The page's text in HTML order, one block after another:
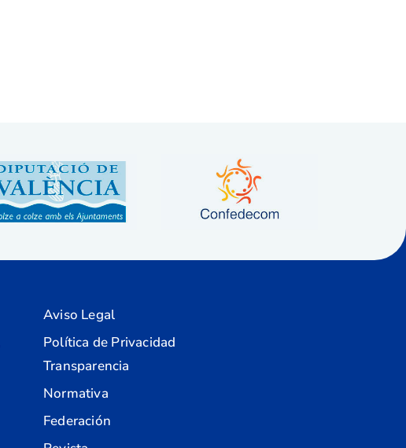
Aviso Legal
Política de Privacidad
Transparencia
Normativa
Federación